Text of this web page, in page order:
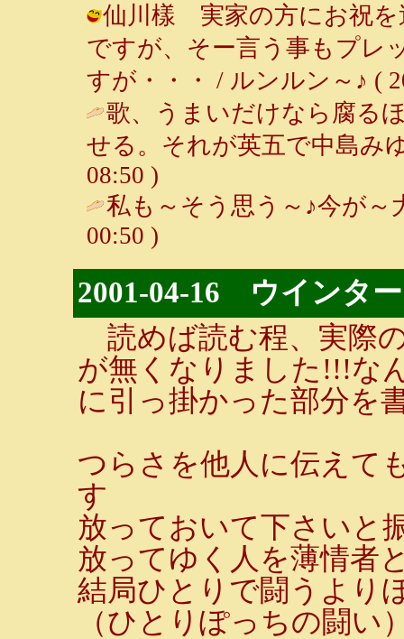
仙川樣 実家の方にお祝を
ですが、そー言う事もプレ
すが・・・ / ルンルン～♪ (
歌、うまいだけなら腐る
せる。それが英五で中島み
08:50 )
私も～そう思う～♪今が
00:50 )
2001-04-16 ウインタ
読めば読む程、実際
が無くなりました!!!な
に引っ掛かった部分を
つらさを他人に伝え
す
放っておいて下さいと
放ってゆく人を薄情者
結局ひとりで闘うより
（ひとりぽっちの闘い